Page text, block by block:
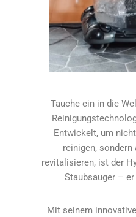
Tauche ein in die
Entwickelt, um
reinigen, sondern
revitalisieren, ist der
Staubsauger –
Mit seinem